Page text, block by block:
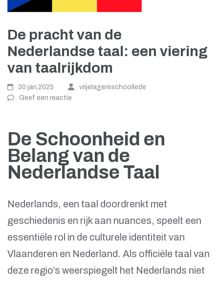
De pracht van de
Nederlandse taal: een viering
van taalrijkdom
30 jan,2025
vrijelagereschoollede
Geef een reactie
De Schoonheid en
Belang van de
Nederlandse Taal
Nederlands, een taal doordrenkt met
geschiedenis en rijk aan nuances, speelt een
essentiële rol in de culturele identiteit van
Vlaanderen en Nederland. Als officiële taal van
deze regio’s weerspiegelt het Nederlands niet